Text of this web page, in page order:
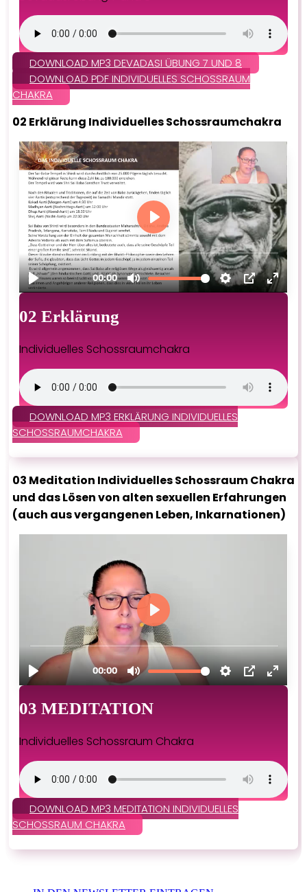
DOWNLOAD MP3 DEVADASI ÜBUNG 7 UND 8
DOWNLOAD PDF INDIVIDUELLES SCHOSSRAUM
CHAKRA
02 Erklärung Individuelles Schossraumchakra
02 Erklärung
Individuelles Schossraumchakra
DOWNLOAD MP3 ERKLÄRUNG INDIVIDUELLES
SCHOSSRAUMCHAKRA
03 Meditation Individuelles Schossraum Chakra
und das Lösen von alten sexuellen Erfahrungen
(auch aus vergangenen Leben, Inkarnationen)
03 MEDITATION
Individuelles Schossraum Chakra
DOWNLOAD MP3 MEDITATION INDIVIDUELLES
SCHOSSRAUM CHAKRA